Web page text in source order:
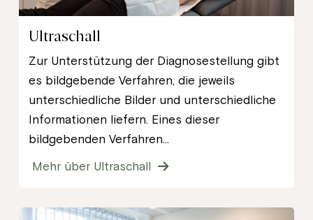
Ultraschall
Zur Unterstützung der Diagnosestellung gibt
es bildgebende Verfahren, die jeweils
unterschiedliche Bilder und unterschiedliche
Informationen liefern. Eines dieser
bildgebenden Verfahren...
Mehr über Ultraschall